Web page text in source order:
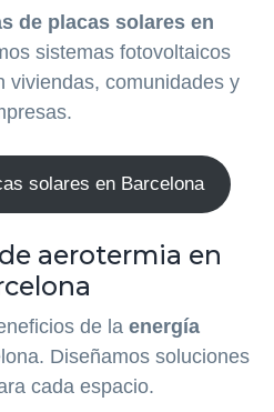
de placas solares en
sistemas fotovoltaicos
viviendas, comunidades y
solares en Barcelona
aerotermia en
de la energía
Diseñamos soluciones
cada espacio.